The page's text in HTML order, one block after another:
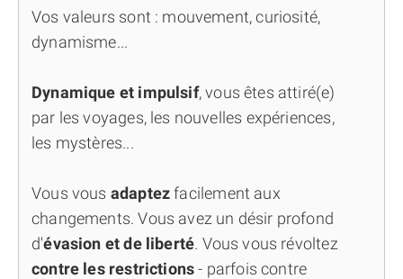
Vos valeurs sont : mouvement, curiosité,
dynamisme...
Dynamique et impulsif, vous êtes attiré(e)
par les voyages, les nouvelles expériences,
les mystères...
Vous vous adaptezfacilement aux
changements. Vous avez un désir profond
d'évasion et de liberté. Vous vous révoltez
contre les restrictions- parfois contre